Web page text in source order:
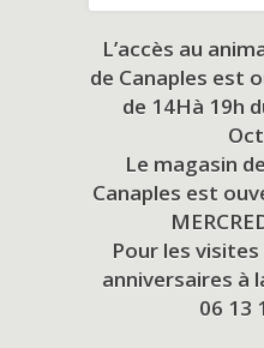
L’accès au
de Canaples est
de 14Hà 19h
Le magasin
Canaples est
Pour les
anniversaires à
06 13